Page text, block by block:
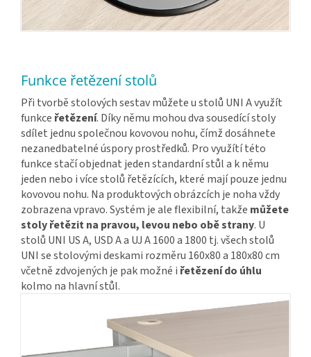
Funkce řetězení stolů
Při tvorbě stolových sestav můžete u stolů UNI A využít
funkce řetězení. Díky němu mohou dva sousedící stoly
sdílet jednu společnou kovovou nohu, čímž dosáhnete
nezanedbatelné úspory prostředků. Pro využítí této
funkce stačí objednat jeden standardní stůl a k němu
jeden nebo i více stolů řetězících, které mají pouze jednu
kovovou nohu. Na produktových obrázcích je noha vždy
zobrazena vpravo. Systém je ale flexibilní, takže můžete
stoly řetězit na pravou, levou nebo obě strany. U
stolů UNI US A, USD A a UJ A 1600 a 1800 tj. všech stolů
UNI se stolovými deskami rozměru 160x80 a 180x80 cm
včetně zdvojených je pak možné i řetězení do úhlu
kolmo na hlavní stůl.